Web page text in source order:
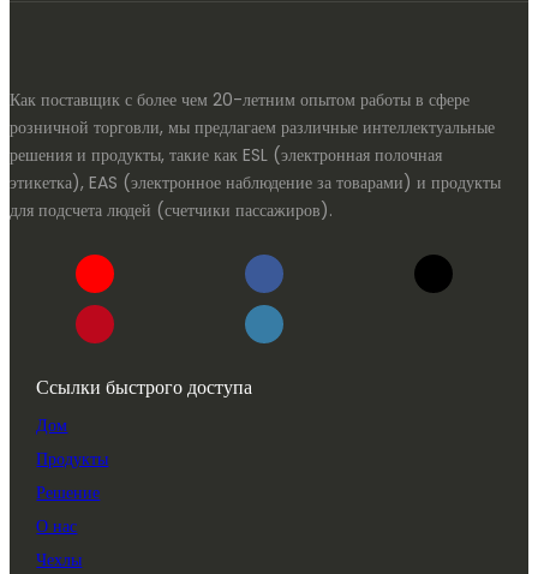
Как поставщик с более чем 20-летним опытом работы в сфере
розничной торговли, мы предлагаем различные интеллектуальные
решения и продукты, такие как ESL (электронная полочная
этикетка), EAS (электронное наблюдение за товарами) и продукты
для подсчета людей (счетчики пассажиров).
Ссылки быстрого доступа
Дом
Продукты
Решение
О нас
Чехлы